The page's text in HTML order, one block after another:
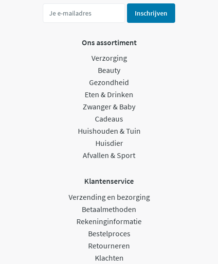
Inschrijven
Ons assortiment
Verzorging
Beauty
Gezondheid
Eten & Drinken
Zwanger & Baby
Cadeaus
Huishouden & Tuin
Huisdier
Afvallen & Sport
Klantenservice
Verzending en bezorging
Betaalmethoden
Rekeninginformatie
Bestelproces
Retourneren
Klachten